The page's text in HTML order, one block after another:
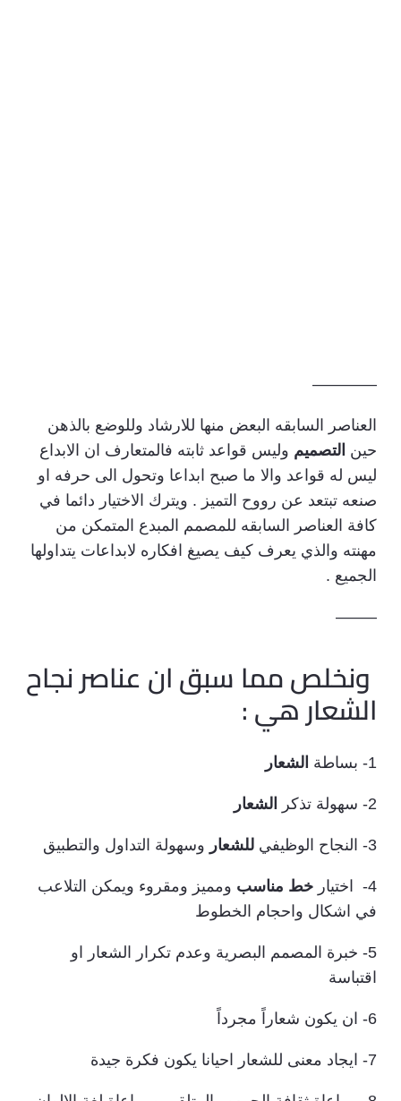
————
العناصر السابقه البعض منها للارشاد وللوضع بالذهن
حين التصميم وليس قواعد ثابته فالمتعارف ان الابداع
ليس له قواعد والا ما صبح ابداعا وتحول الى حرفه او
صنعه تبتعد عن رووح التميز . ويترك الاختيار دائما في
كافة العناصر السابقه للمصمم المبدع المتمكن من
مهنته والذي يعرف كيف يصيغ افكاره لابداعات يتداولها
الجميع .
——–
ونخلص مما سبق ان عناصر نجاح
الشعار هي :
1- بساطة الشعار
2- سهولة تذكر الشعار
3- النجاح الوظيفي للشعار وسهولة التداول والتطبيق
4- اختيار خط مناسب ومميز ومقروء ويمكن التلاعب
في اشكال واحجام الخطوط
5- خبرة المصمم البصرية وعدم تكرار الشعار او
اقتباسة
6- ان يكون شعاراً مجرداً
7- ايجاد معنى للشعار احيانا يكون فكرة جيدة